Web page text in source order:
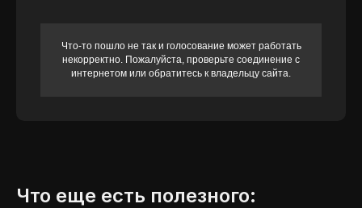
Что-то пошло не так и голосование может работать
некорректно. Пожалуйста, проверьте соединение с
интернетом или обратитесь к владельцу сайта.
Что еще есть полезного: